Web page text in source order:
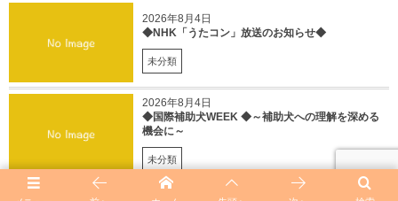
2026年8月4日
◆NHK「うたコン」放送のお知らせ◆
未分類
2026年8月4日
◆国際補助犬WEEK ◆～補助犬への理解を深める
機会に～
未分類